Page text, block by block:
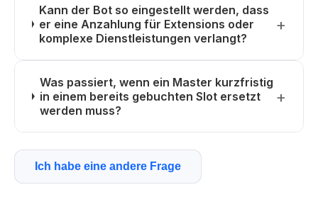
Kann der Bot so eingestellt werden, dass
er eine Anzahlung für Extensions oder
komplexe Dienstleistungen verlangt?
Was passiert, wenn ein Master kurzfristig
in einem bereits gebuchten Slot ersetzt
werden muss?
Ich habe eine andere Frage